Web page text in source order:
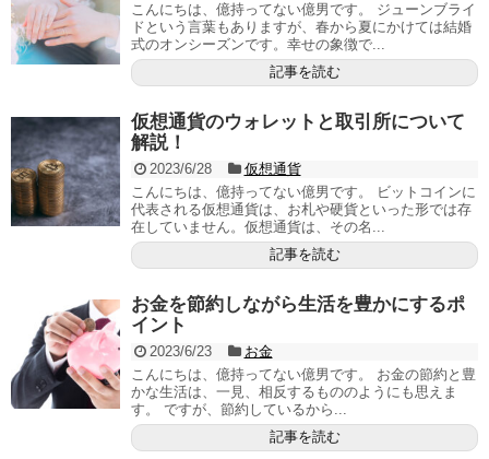
こんにちは、億持ってない億男です。 ジューンブライ
ドという言葉もありますが、春から夏にかけては結婚
式のオンシーズンです。幸せの象徴で...
記事を読む
仮想通貨のウォレットと取引所について
解説！
2023/6/28
仮想通貨
こんにちは、億持ってない億男です。 ビットコインに
代表される仮想通貨は、お札や硬貨といった形では存
在していません。仮想通貨は、その名...
記事を読む
お金を節約しながら生活を豊かにするポ
イント
2023/6/23
お金
こんにちは、億持ってない億男です。 お金の節約と豊
かな生活は、一見、相反するもののようにも思えま
す。 ですが、節約しているから...
記事を読む